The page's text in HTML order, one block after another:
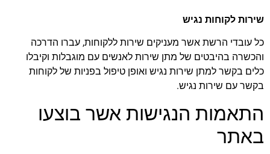
לקוחות נגיש
הרשת אשר מעניקים שירות ללקוחות, עברו הדרכה
בהיבטים של מתן שירות לאנשים עם מוגבלות וקיבלו
בקשר למתן שירות נגיש ואופן טיפול בפניות של לקוחות
עם שירות נגיש.
הנגישות אשר בוצעו